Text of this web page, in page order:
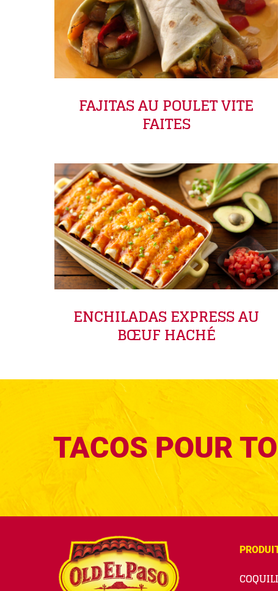
FAJITAS AU POULET VITE
FAITES
ENCHILADAS EXPRESS AU
BŒUF HACHÉ
TACOS POUR